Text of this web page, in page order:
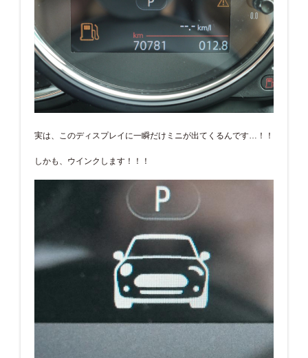
実は、このディスプレイに一瞬だけミニが出てくるんです…！！
しかも、ウインクします！！！